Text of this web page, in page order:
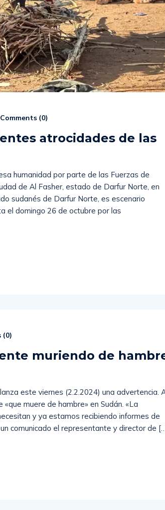
(0)
atrocidades de las
humanidad por parte de las Fuerzas de
de Al Fasher, estado de Darfur Norte, en
sudanés de Darfur Norte, es escenario
el domingo 26 de octubre por las
(0)
muriendo de hambre
este viernes (2.2.2024) una advertencia. Al
muere de hambre» en Sudán. «La
y ya estamos recibiendo informes de
comunicado el representante y director de […]